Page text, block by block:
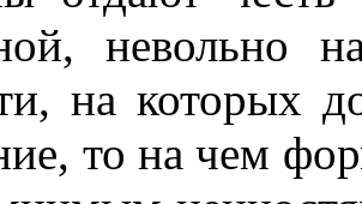
невольно
на которых
то на чем